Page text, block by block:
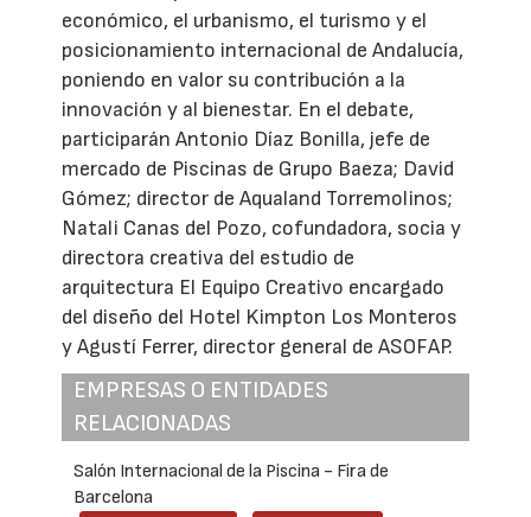
económico, el urbanismo, el turismo y el
posicionamiento internacional de Andalucía,
poniendo en valor su contribución a la
innovación y al bienestar. En el debate,
participarán Antonio Díaz Bonilla, jefe de
mercado de Piscinas de Grupo Baeza; David
Gómez; director de Aqualand Torremolinos;
Natali Canas del Pozo, cofundadora, socia y
directora creativa del estudio de
arquitectura El Equipo Creativo encargado
del diseño del Hotel Kimpton Los Monteros
y Agustí Ferrer, director general de ASOFAP.
EMPRESAS O ENTIDADES
RELACIONADAS
Salón Internacional de la Piscina - Fira de
Barcelona